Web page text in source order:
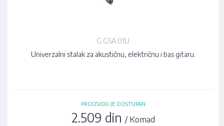
G GSA 01U
Univerzalni stalak za akustičnu, električnu i bas gitaru.
PROIZVOD JE DOSTUPAN
2.509 din / Komad